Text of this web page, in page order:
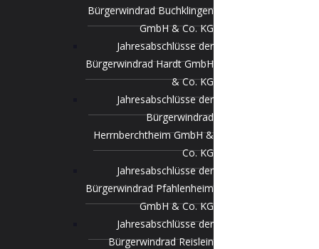
Bürgerwindrad Buchklingen
GmbH & Co. KG
Jahresabschlüsse der
Bürgerwindrad Hardt GmbH
& Co. KG
Jahresabschlüsse der
Bürgerwindrad
Herrnberchtheim GmbH &
Co. KG
Jahresabschlüsse der
Bürgerwindrad Pfahlenheim
GmbH & Co. KG
Jahresabschlüsse der
Bürgerwindrad Reislein